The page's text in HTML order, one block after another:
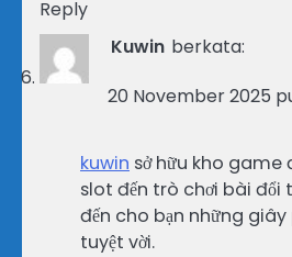
Reply
Kuwin berkata:
20 November 2025
kuwin sở hữu kho game
slot đến trò chơi bài đổi
đến cho bạn những
tuyệt vời.